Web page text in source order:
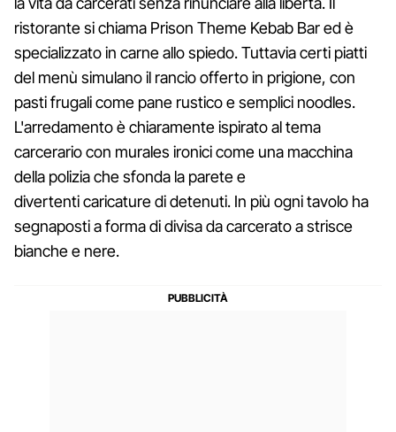
ristorante si chiama Prison Theme Kebab Bar ed è
specializzato in carne allo spiedo. Tuttavia certi piatti
del menù simulano il rancio offerto in prigione, con
pasti frugali come pane rustico e semplici noodles.
L'arredamento è chiaramente ispirato al tema
carcerario con murales ironici come una macchina
della polizia che sfonda la parete e
divertenti caricature di detenuti. In più ogni tavolo ha
segnaposti a forma di divisa da carcerato a strisce
bianche e nere.